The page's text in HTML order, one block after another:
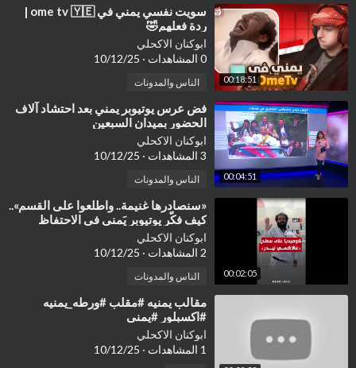
00:18:51
⁣سويت نفسي يمني في ome tv 🇾🇪 |
ردة فعلهم🤣
ابوكنان الاكحلي
0 المشاهدات
·
الناس والمدونات
00:04:51
⁣فض عرس يوتيوبر يمني بعد احتشاد آلاف
الحضور بميدان السبعين
ابوكنان الاكحلي
3 المشاهدات
·
الناس والمدونات
00:02:05
⁣«سنصادرها غنيمة.. واطلعوا على القسم»..
كيف فكّر يوتيوبر يَمني في الاحتفاظ
بالسفينة «غالاكسي ليدر»
ابوكنان الاكحلي
2 المشاهدات
·
الناس والمدونات
⁣مقالب يمنيه #مقلب #ورطه_يمنيه
#اكسبلور #يمني
ابوكنان الاكحلي
1 المشاهدات
·